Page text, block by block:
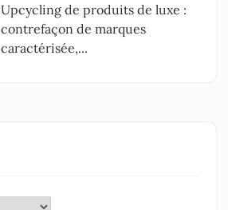
Upcycling de produits de luxe :
contrefaçon de marques
caractérisée,...